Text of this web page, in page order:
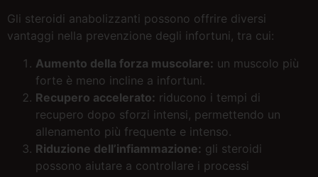
Gli steroidi anabolizzanti possono offrire diversi
vantaggi nella prevenzione degli infortuni, tra cui:
Aumento della forza muscolare: un muscolo più
forte è meno incline a infortuni.
Recupero accelerato: riducono i tempi di
recupero dopo sforzi intensi, permettendo un
allenamento più frequente e intenso.
Riduzione dell’infiammazione: gli steroidi
possono aiutare a controllare i processi